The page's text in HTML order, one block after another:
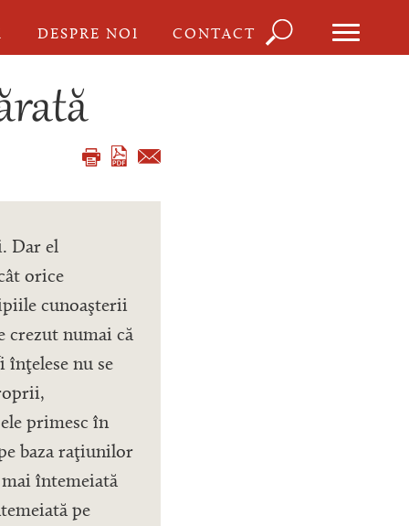
DESPRE NOI CONTACT
Dar el
orice
cunoaşterii
crezut numai că
înţelese nu se
primesc în
baza raţiunilor
întemeiată
pe